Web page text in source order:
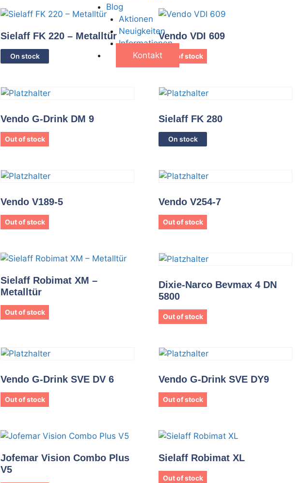
Blog
Aktionen
Neuigkeiten
Informationen
Kontakt
Sielaff FK 220 – Metalltür
On stock
Vendo VDI 609
Out of stock
Vendo G-Drink DM 9
Out of stock
Sielaff FK 280
On stock
Vendo V189-5
Out of stock
Vendo V254-7
Out of stock
Sielaff Robimat XM –
Metalltür
Out of stock
Dixie-Narco Bevmax 4 DN
5800
Out of stock
Vendo G-Drink SVE DV 6
Out of stock
Vendo G-Drink SVE DY9
Out of stock
Jofemar Vision Combo Plus
V5
Sielaff Robimat XL
Out of stock